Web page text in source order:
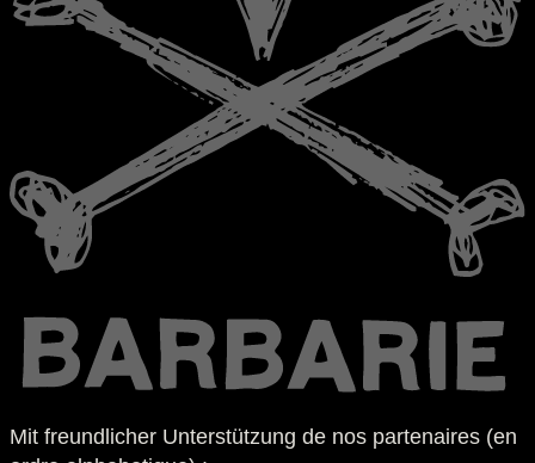
Mit freundlicher Unterstützung de nos partenaires (en